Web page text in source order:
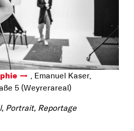
, Emanuel Kaser,
5 (Weyrerareal)
Portrait, Reportage